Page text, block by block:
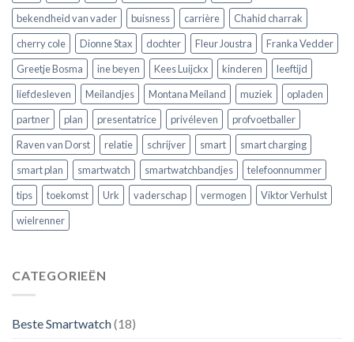
een
koopt
bekendheid van vader buisness carrière
Chahid charrak
cherry cole
Dionne Stax dochter Fleur Joustra
Franka Vedder
Greetje Bosma
ine beyen Kees Luijckx kinderen
leeftijd
liefdesleven
Meilandjes Montana Meiland muziek
opladen
partner
plan presentatrice privéleven
profvoetballer
Raven van Dorst
relatie schrijver smart
smart charging
smart plan
smartwatch smartwatchbandjes
telefoonnummer
tips
toekomst Urk vaderschap vermogen
Viktor Verhulst
wielrenner
CATEGORIEËN
Beste Smartwatch(18)